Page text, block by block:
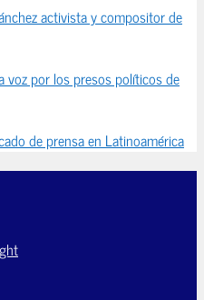
activista y compositor de
voz por los presos políticos de
de prensa en Latinoamérica